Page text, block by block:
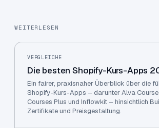
WEITERLESEN
VERGLEICHE
Die besten Shopify-Kurs-Apps
Ein fairer, praxisnaher Überblick über die
Shopify-Kurs-Apps – darunter Alva
Courses Plus und Inflowkit – hinsichtlich
Zertifikate und Preisgestaltung.